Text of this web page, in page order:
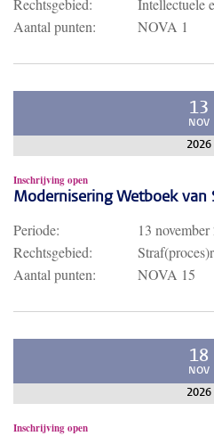
Rechtsgebied:
Intellectuele
Aantal punten:
NOVA 1
13
NOV
2026
Inschrijving open
Modernisering Wetboek van
Periode: 13
Rechtsgebied:
Aantal punten:
NOVA 15
18
NOV
2026
Inschrijving open